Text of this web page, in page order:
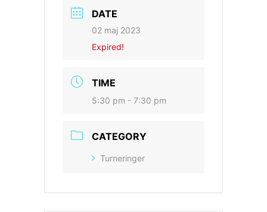
DATE
02 maj 2023
Expired!
TIME
5:30 pm - 7:30 pm
CATEGORY
Turneringer